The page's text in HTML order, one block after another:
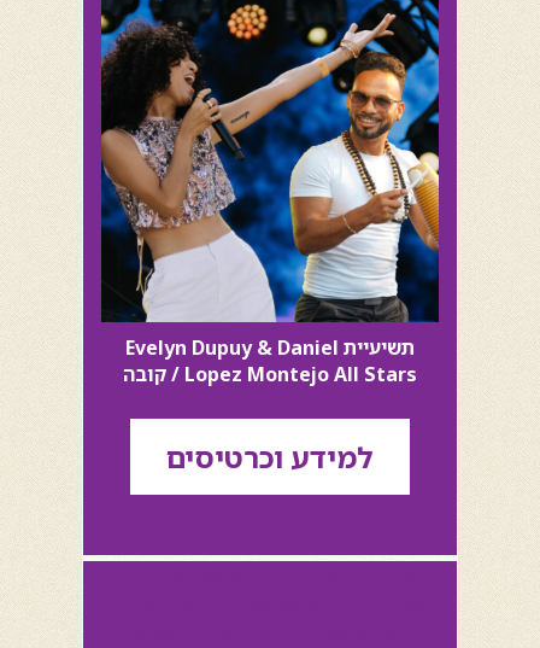
תשיעיית Evelyn Dupuy & Daniel
Lopez Montejo All Stars / קובה
למידע וכרטיסים